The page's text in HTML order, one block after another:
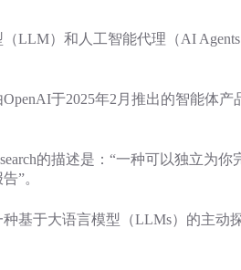
（LLM）和人工智能代理（AI
于2025年2月推出的智能体
的描述是：“一种可以独立
”。
种基于大语言模型（LLMs）的主